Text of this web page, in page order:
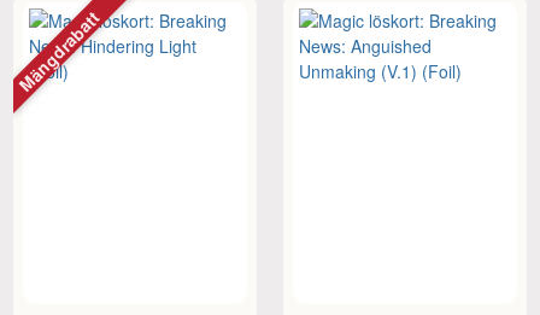
Mängdrabatt